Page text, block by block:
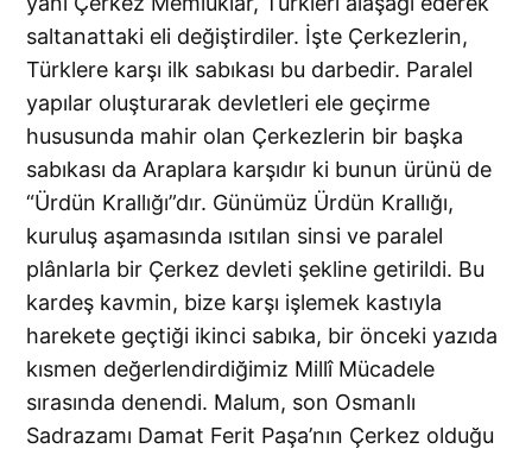
saltanattaki eli değiştirdiler. İşte Çerkezlerin,
Türklere karşı ilk sabıkası bu darbedir. Paralel
yapılar oluşturarak devletleri ele geçirme
hususunda mahir olan Çerkezlerin bir başka
sabıkası da Araplara karşıdır ki bunun ürünü de
“Ürdün Krallığı”dır. Günümüz Ürdün Krallığı,
kuruluş aşamasında ısıtılan sinsi ve paralel
plânlarla bir Çerkez devleti şekline getirildi. Bu
kardeş kavmin, bize karşı işlemek kastıyla
harekete geçtiği ikinci sabıka, bir önceki yazıda
kısmen değerlendirdiğimiz Millî Mücadele
sırasında denendi. Malum, son Osmanlı
Sadrazamı Damat Ferit Paşa’nın Çerkez olduğu